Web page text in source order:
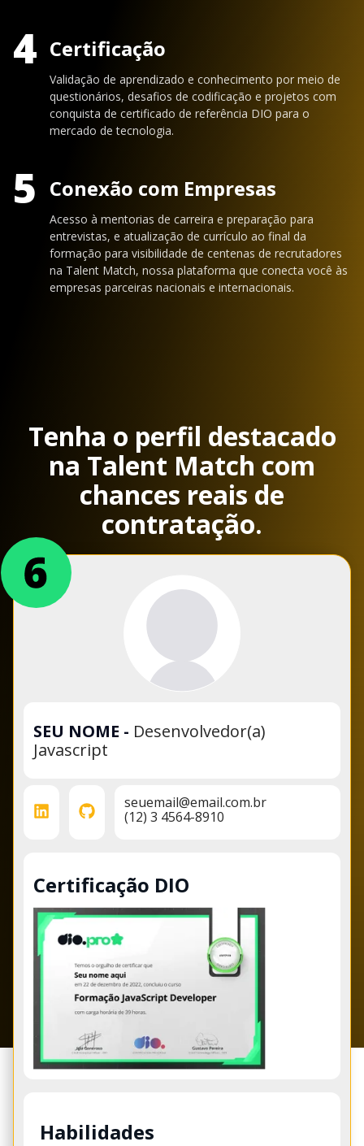
4 Certificação
Validação de aprendizado e conhecimento por meio de
questionários, desafios de codificação e projetos com
conquista de certificado de referência DIO para o
mercado de tecnologia.
5 Conexão com Empresas
Acesso à mentorias de carreira e preparação para
entrevistas, e atualização de currículo ao final da
formação para visibilidade de centenas de recrutadores
na Talent Match, nossa plataforma que conecta você às
empresas parceiras nacionais e internacionais.
Tenha o perfil destacado
na Talent Match com
chances reais de
contratação.
SEU NOME - Desenvolvedor(a)
Javascript
seuemail@email.com.br
(12) 3 4564-8910
Certificação DIO
Habilidades